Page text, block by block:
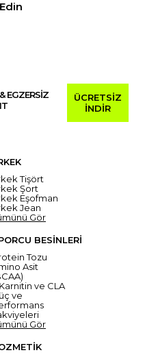
EGZERSİZ
ÜCRETSİZ
İNDİR
Tişört
Şort
Eşofman
Jean
Gör
BESİNLERİ
Tozu
Asit
ve CLA
ve
Gör